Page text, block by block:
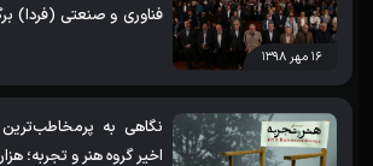
۱۶ مهر ۱۳۹۸
فناوری و صنعتی (فردا)
نگاهی به
اخیر گروه هنر و تجربه؛